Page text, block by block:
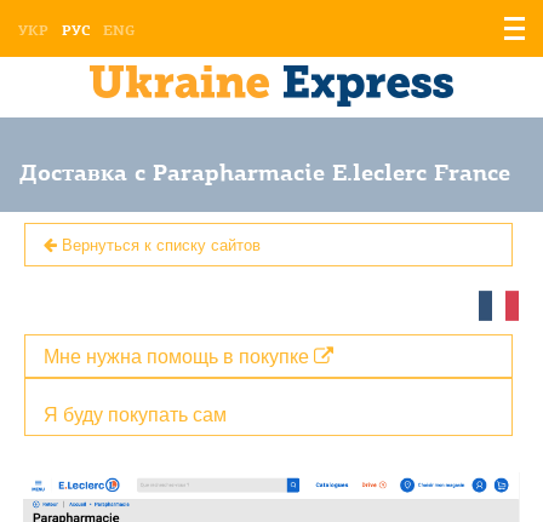
УКР РУС ENG
Доставка с Parapharmacie E.leclerc France
Вернуться к списку сайтов
Я буду покупать сам
Мне нужна помощь в покупке